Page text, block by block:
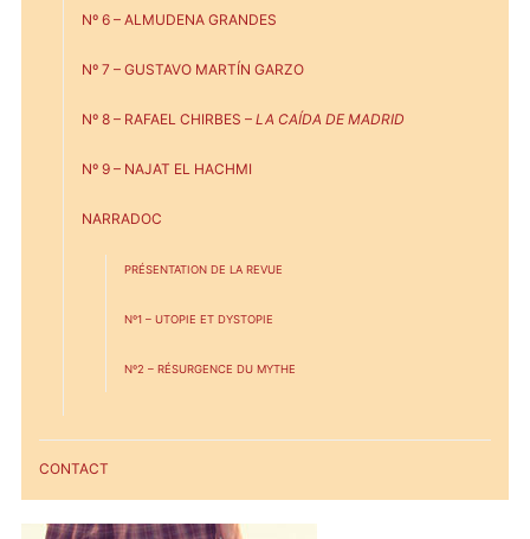
Nº 6 – ALMUDENA GRANDES
Nº 7 – GUSTAVO MARTÍN GARZO
Nº 8 – RAFAEL CHIRBES – LA CAÍDA DE MADRID
Nº 9 – NAJAT EL HACHMI
NARRADOC
PRÉSENTATION DE LA REVUE
Nº1 – UTOPIE ET DYSTOPIE
Nº2 – RÉSURGENCE DU MYTHE
CONTACT